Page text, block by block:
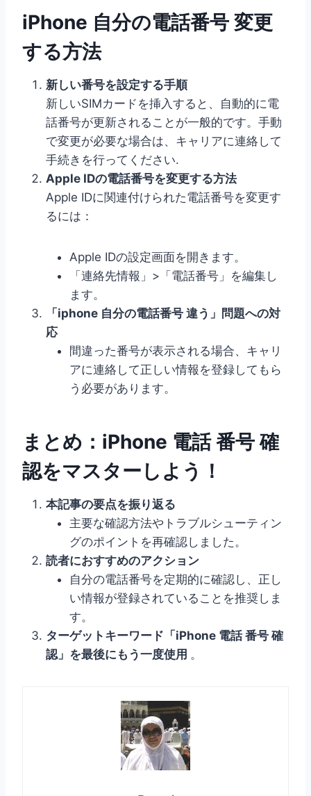
iPhone 自分の電話番号 変更
する方法
新しい番号を設定する手順
新しいSIMカードを挿入すると、自動的に電
話番号が更新されることが一般的です。手動
で変更が必要な場合は、キャリアに連絡して
手続きを行ってください.
Apple IDの電話番号を変更する方法
Apple IDに関連付けられた電話番号を変更す
るには：
Apple IDの設定画面を開きます。
「連絡先情報」>「電話番号」を編集し
ます。
「iphone 自分の電話番号 違う」問題への対
応
間違った番号が表示される場合、キャリ
アに連絡して正しい情報を登録してもら
う必要があります。
まとめ：iPhone 電話 番号 確
認をマスターしよう！
本記事の要点を振り返る
主要な確認方法やトラブルシューティン
グのポイントを再確認しました。
読者におすすめのアクション
自分の電話番号を定期的に確認し、正し
い情報が登録されていることを推奨しま
す。
ターゲットキーワード「iPhone 電話 番号 確
認」を最後にもう一度使用 。